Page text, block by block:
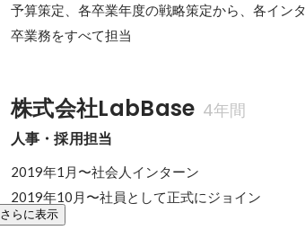
予算策定、各卒業年度の戦略策定から、各イン
卒業務をすべて担当
株式会社LabBase 4年間
人事・採用担当
2019年1月〜社会人インターン
2019年10月〜社員として正式にジョイン
さらに表示